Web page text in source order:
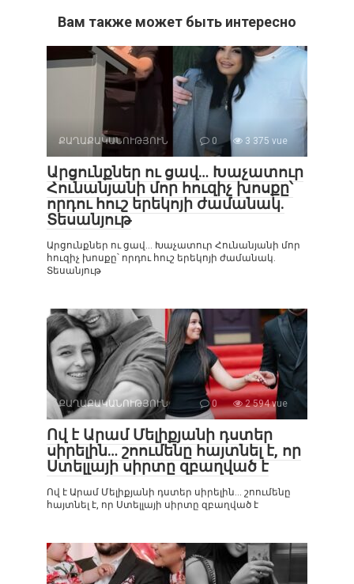
Вам также может быть интересно
ՔԱՂԱՔԱԿԱՆՈՒԹՅՈՒՆ 0 3 375 vue
Արցունքներ ու ցավ… Խաչատուր
Հունանյանի մոր հուզիչ խոսքը՝
որդու հուշ երեկոյի ժամանակ.
Տեսանյութ
Արցունքներ ու ցավ… Խաչատուր Հունանյանի մոր
հուզիչ խոսքը՝ որդու հուշ երեկոյի ժամանակ.
Տեսանյութ
ՔԱՂԱՔԱԿԱՆՈՒԹՅՈՒՆ 0 2 594 vue
Ով է Արամ Մելիքյանի դստեր
սիրելին… շոումենը հայտնել է, որ
Ստելլայի սիրտը զբաղված է
Ով է Արամ Մելիքյանի դստեր սիրելին… շոումենը
հայտնել է, որ Ստելլայի սիրտը զբաղված է